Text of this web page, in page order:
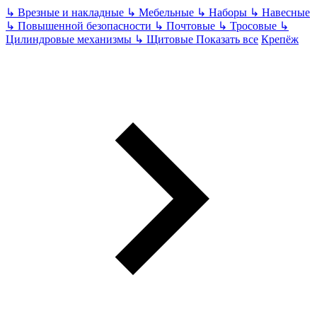
↳ Врезные и накладные ↳ Мебельные ↳ Наборы ↳ Навесные
↳ Повышенной безопасности ↳ Почтовые ↳ Тросовые ↳
Цилиндровые механизмы ↳ Щитовые Показать все Крепёж